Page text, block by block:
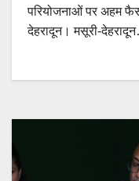
परियोजनाओं पर अहम
देहरादून। मसूरी-